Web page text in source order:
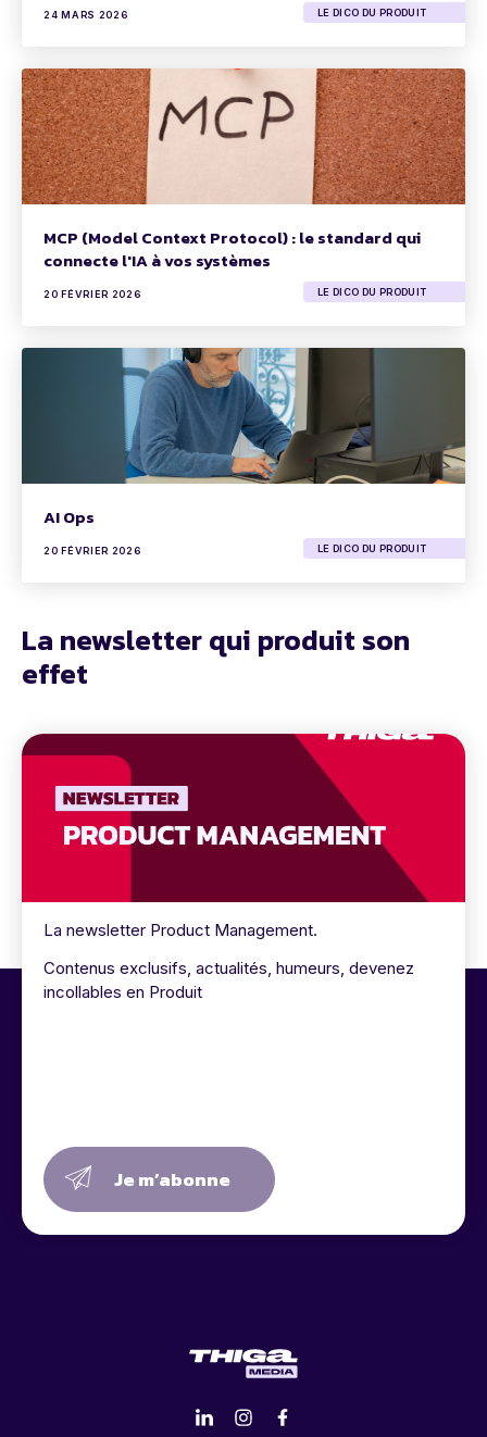
24 MARS 2026 LE DICO DU PRODUIT
MCP (Model Context Protocol) : le standard qui
connecte l'IA à vos systèmes
20 FÉVRIER 2026 LE DICO DU PRODUIT
AI Ops
20 FÉVRIER 2026 LE DICO DU PRODUIT
La newsletter qui produit son
effet
La newsletter Product Management.
Contenus exclusifs, actualités, humeurs, devenez
incollables en Produit
Je m’abonne